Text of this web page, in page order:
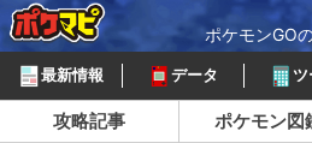
ポケモンGO
最新情報 データ
攻略記事 ポケモン図